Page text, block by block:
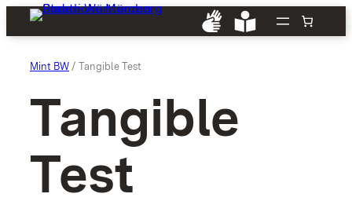
Zum
Mint BW / Tangible Test
Tangible
Test